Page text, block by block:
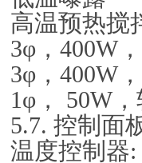
高温预热搅
3φ，400W
3φ，400W
1φ， 50W
5.7. 控制面
温度控制器